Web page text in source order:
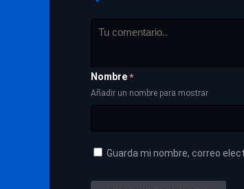
Nombre *
Añadir un nombre para mostrar
Guarda mi nombre, correo